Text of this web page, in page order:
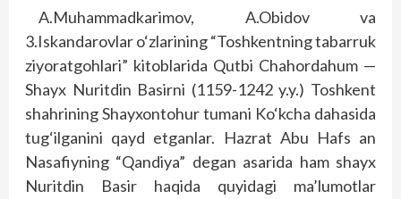
A.Muhammadkarimov, A.Obidov va
3.Iskandarovlar o‘zlarining “Toshkentning tabarruk
ziyoratgohlari” kitoblarida Qutbi Chahordahum —
Shayx Nuritdin Basirni (1159-1242 y.y.) Toshkent
shahrining Shayxontohur tumani Ko‘kcha dahasida
tug‘ilganini qayd etganlar. Hazrat Abu Hafs an
Nasafiyning “Qandiya” degan asarida ham shayx
Nuritdin Basir haqida quyidagi ma’lumotlar